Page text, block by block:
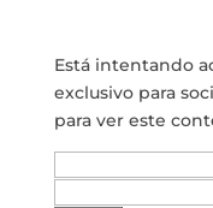
Está intentando
exclusivo para
para ver este